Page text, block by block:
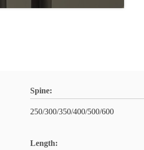
Spine:
250/300/350/400/500/600
Length: